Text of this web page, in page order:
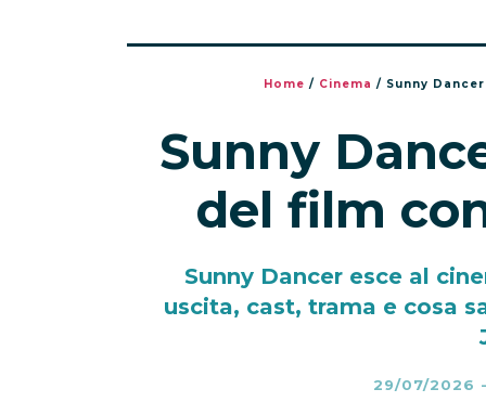
Home / Cinema / Sunny
Sunny
del film
Sunny Dancer esce al
uscita, cast, trama e cosa
29/07/2026